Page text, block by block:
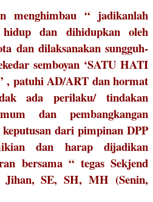
menghimbau “ jadikanlah
dan dihidupkan oleh
dan dilaksanakan sungguh-
semboyan ‘SATU HATI
, patuhi AD/ART dan hormat
ada perilaku/ tindakan
dan pembangkangan
dari pimpinan DPP
dan harap dijadikan
bersama “ tegas Sekjend
SE, SH, MH (Senin,